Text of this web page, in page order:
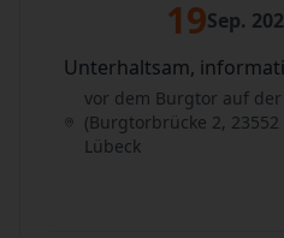
19Sep.
Unterhaltsam,
vor dem Burgtor auf
(Burgtorbrücke 2, 23552
Lübeck